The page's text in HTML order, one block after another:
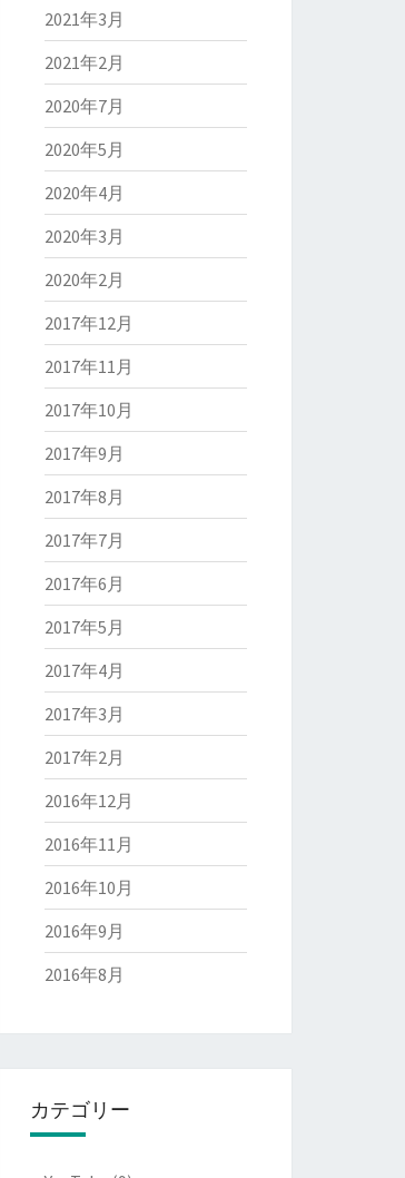
2021年3月
2021年2月
2020年7月
2020年5月
2020年4月
2020年3月
2020年2月
2017年12月
2017年11月
2017年10月
2017年9月
2017年8月
2017年7月
2017年6月
2017年5月
2017年4月
2017年3月
2017年2月
2016年12月
2016年11月
2016年10月
2016年9月
2016年8月
カテゴリー